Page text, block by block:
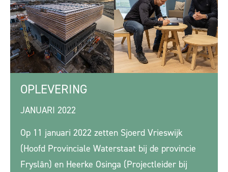
OPLEVERING
JANUARI 2022
Op 11 januari 2022 zetten Sjoerd Vrieswijk
(Hoofd Provinciale Waterstaat bij de provincie
Fryslân) en Heerke Osinga (Projectleider bij